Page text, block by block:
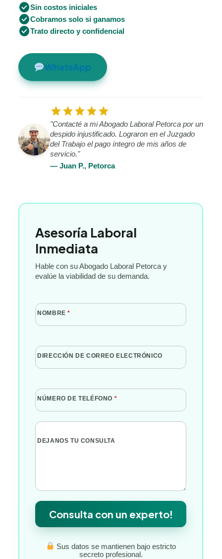
check_circleSin costos iniciales
check_circleCobramos solo si ganamos
check_circleTrato directo y confidencial
WhatsApp
starstarstarstarstar
"Contacté a mi Abogado Laboral Petorca por un
despido injustificado. Lograron en el Juzgado
del Trabajo el pago íntegro de mis años de
servicio."
— Juan P., Petorca
Asesoría Laboral
Inmediata
Hable con su Abogado Laboral Petorca y
evalúe la viabilidad de su demanda.
NOMBRE*
DIRECCIÓN DE CORREO ELECTRÓNICO
NÚMERO DE TELÉFONO *
DEJANOS TU CONSULTA
Consulta con un experto!
Sus datos se mantienen bajo estricto
secreto profesional.